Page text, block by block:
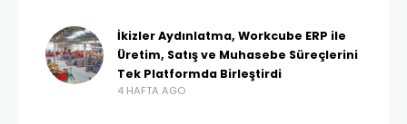
İkizler Aydınlatma, Workcube ERP ile
Üretim, Satış ve Muhasebe Süreçlerini
Tek Platformda Birleştirdi
4 HAFTA AGO